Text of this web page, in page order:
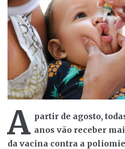
A partir de agosto,
anos vão receber
da vacina contra a